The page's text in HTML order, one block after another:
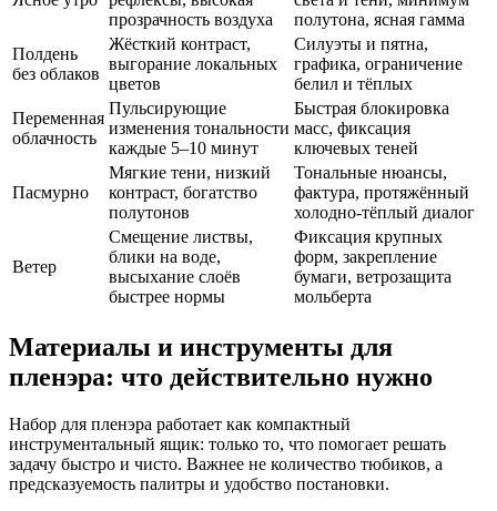
прозрачность воздуха
полутона, ясная гамма
Полдень
без облаков
Жёсткий контраст,
выгорание локальных
цветов
Силуэты и пятна,
графика, ограничение
белил и тёплых
Переменная
облачность
Пульсирующие
изменения тональности
каждые 5–10 минут
Быстрая блокировка
масс, фиксация
ключевых теней
Пасмурно
Мягкие тени, низкий
контраст, богатство
полутонов
Тональные нюансы,
фактура, протяжённый
холодно-тёплый диалог
Ветер
Смещение листвы,
блики на воде,
высыхание слоёв
быстрее нормы
Фиксация крупных
форм, закрепление
бумаги, ветрозащита
мольберта
Материалы и инструменты для
пленэра: что действительно нужно
Набор для пленэра работает как компактный
инструментальный ящик: только то, что помогает решать
задачу быстро и чисто. Важнее не количество тюбиков, а
предсказуемость палитры и удобство постановки.